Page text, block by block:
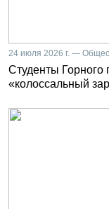
24 июля 2026 г. —
Студенты Горного
«колоссальный